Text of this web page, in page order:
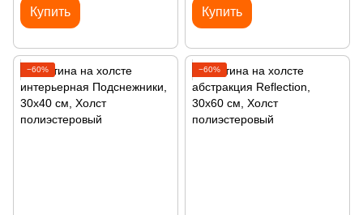
Купить Купить
−60% −60%